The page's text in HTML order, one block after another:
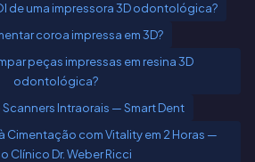
de uma impressora 3D odontológica?
coroa impressa em 3D?
peças impressas em resina 3D
odontológica?
Intraorais — Smart Dent
Cimentação com Vitality em 2 Horas —
Clínico Dr. Weber Ricci